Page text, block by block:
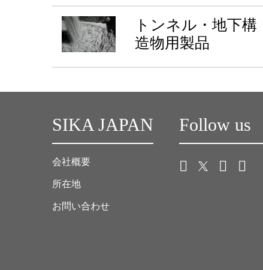
トンネル・地下構
造物用製品
SIKA JAPAN
会社概要
所在地
お問い合わせ
Follow us